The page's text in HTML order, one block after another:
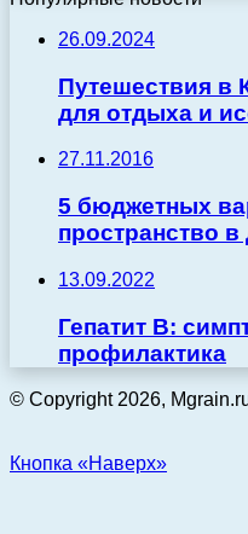
26.09.2024
Путешествия в
для отдыха и
27.11.2016
5 бюджетных
пространство в
13.09.2022
Гепатит В:
профилактика
© Copyright 2026,
Кнопка «Наверх»